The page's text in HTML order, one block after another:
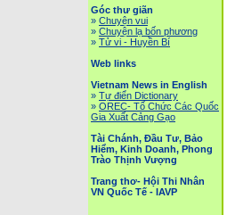
Góc thư giãn
» Chuyện vui
» Chuyện lạ bốn phương
» Tử vi - Huyền Bí
Web links
Vietnam News in English
» Tự điển Dictionary
» OREC- Tố Chức Các Quốc
Gia Xuất Cảng Gạo
Tài Chánh, Đầu Tư, Bảo
Hiểm, Kinh Doanh, Phong
Trào Thịnh Vượng
Trang thơ- Hội Thi Nhân
VN Quốc Tế - IAVP